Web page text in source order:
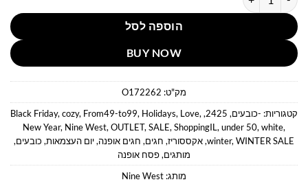
הוספה לסל
BUY NOW
מק"ט: O172262
קטגוריות: -כובעים,
2425
,
Black Friday, cozy, From49-to99, Holidays, Love,
New Year, Nine West, OUTLET, SALE, ShoppingIL, under 50, white,
winter, WINTER SALE
,אקססוריז, חגים, חגים אופנה,יום העצמאות, כובעים,
מותגים,פסח אופנה
מותג: Nine West